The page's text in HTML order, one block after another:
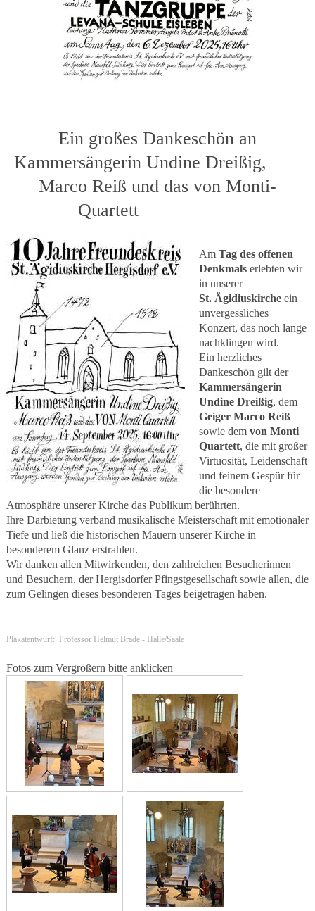
Ein großes Dankeschön an
Kammersängerin Undine Dreißig,
Marco Reiß und das von Monti-
Quartett
Am Tag des offenen
Denkmalserlebten wir
in unserer
St. Ägidiuskircheein
unvergessliches
Konzert, das noch lange
nachklingen wird.
Ein herzliches
Dankeschön gilt der
Kammersängerin
Undine Dreißig, dem
Geiger Marco Reiß
sowie dem von Monti
Quartett, die mit großer
Virtuosität, Leidenschaft
und feinem Gespür für
die besondere
Atmosphäre unserer Kirche das Publikum berührten.
Ihre Darbietung verband musikalische Meisterschaft mit emotionaler
Tiefe und ließ die historischen Mauern unserer Kirche in
besonderem Glanz erstrahlen.
Wir danken allen Mitwirkenden, den zahlreichen Besucherinnen
und Besuchern, der Hergisdorfer Pfingstgesellschaft sowie allen, die
zum Gelingen dieses besonderen Tages beigetragen haben.
Plakatentwurf: Professor Helmut Brade - Halle/Saale
Fotos zum Vergrößern bitte anklicken